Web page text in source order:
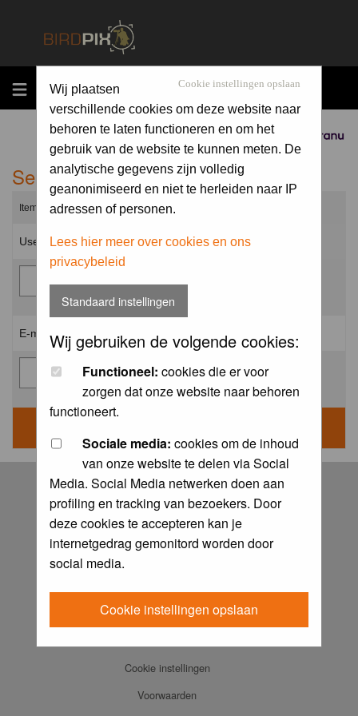
MENU
Sponsored by
Cookie instellingen opslaan
Wij plaatsen
verschillende cookies om deze website naar
behoren te laten functioneren en om het
gebruik van de website te kunnen meten. De
analytische gegevens zijn volledig
geanonimiseerd en niet te herleiden naar IP
adressen of personen.
Lees hier meer over cookies en ons
privacybeleid
Standaard instellingen
Wij gebruiken de volgende cookies:
Functioneel: cookies die er voor
zorgen dat onze website naar behoren
functioneert.
Sociale media: cookies om de inhoud
van onze website te delen via Social
Media. Social Media netwerken doen aan
profiling en tracking van bezoekers. Door
deze cookies te accepteren kan je
internetgedrag gemonitord worden door
social media.
Cookie instellingen opslaan
Send me a new password
Items marked with a * are required unless stated otherwise.
Username: *
E-mail address: *
Log in
FAQ
Contact
Praktijkboeken
Cookie instellingen
Voorwaarden